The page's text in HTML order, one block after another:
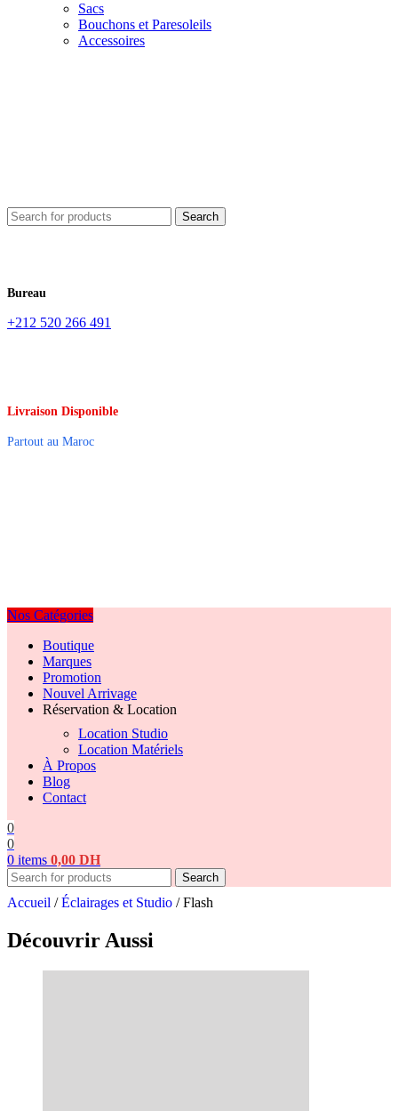
Sacs
Bouchons et Paresoleils
Accessoires
Search
Bureau
+212 520 266 491
Livraison Disponible
Partout au Maroc
Nos Catégories
Boutique
Marques
Promotion
Nouvel Arrivage
Réservation & Location
Location Studio
Location Matériels
À Propos
Blog
Contact
0
0
0 items 0,00 DH
Search
Accueil / Éclairages et Studio / Flash
Découvrir Aussi